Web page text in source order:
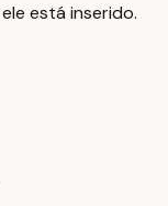
está inserido.